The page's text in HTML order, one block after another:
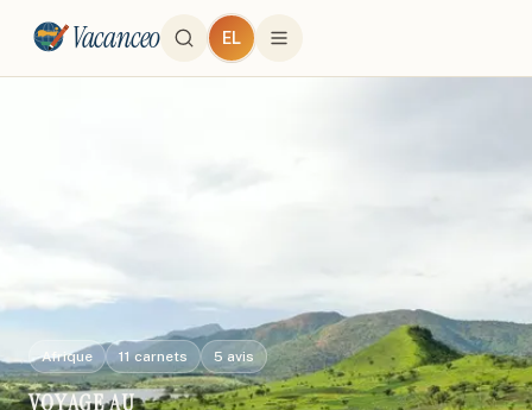
Vacanceo EL
Afrique 11 carnets 5 avis
VOYAGEAU